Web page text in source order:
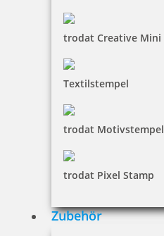
trodat Creative Mini
Textilstempel
trodat Motivstempel
trodat Pixel Stamp
Zubehör